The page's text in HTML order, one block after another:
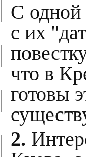
С
с их
что в
готовы
2.